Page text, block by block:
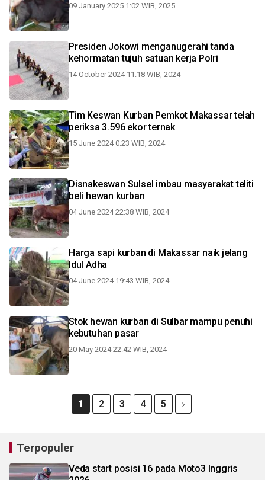
09 January 2025 1:02 WIB, 2025
Presiden Jokowi menganugerahi tanda
kehormatan tujuh satuan kerja Polri
14 October 2024 11:18 WIB, 2024
Tim Keswan Kurban Pemkot Makassar telah
periksa 3.596 ekor ternak
15 June 2024 0:23 WIB, 2024
Disnakeswan Sulsel imbau masyarakat teliti
beli hewan kurban
04 June 2024 22:38 WIB, 2024
Harga sapi kurban di Makassar naik jelang
Idul Adha
04 June 2024 19:43 WIB, 2024
Stok hewan kurban di Sulbar mampu penuhi
kebutuhan pasar
20 May 2024 22:42 WIB, 2024
1 2 3 4 5
Terpopuler
Veda start posisi 16 pada Moto3 Inggris